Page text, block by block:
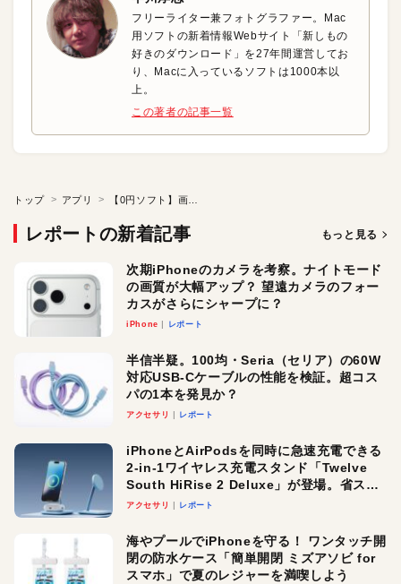
フリーライター兼フォトグラファー。Mac
用ソフトの新着情報Webサイト「新しもの
好きのダウンロード」を27年間運営してお
り、Macに入っているソフトは1000本以
上。
この著者の記事一覧
トップ アプリ 【0円ソフト】画面キャプチャに注釈を入れて素早く共有
レポートの新着記事 もっと見る
次期iPhoneのカメラを考察。ナイトモード
の画質が大幅アップ？ 望遠カメラのフォー
カスがさらにシャープに？
iPhone レポート
半信半疑。100均・Seria（セリア）の60W
対応USB-Cケーブルの性能を検証。超コス
パの1本を発見か？
アクセサリ レポート
iPhoneとAirPodsを同時に急速充電できる
2-in-1ワイヤレス充電スタンド「Twelve
South HiRise 2 Deluxe」が登場。省スペ
ースでおしゃれに充電したい人にオスス
アクセサリ レポート
海やプールでiPhoneを守る！ ワンタッチ開
閉の防水ケース「簡単開閉 ミズアソビ for
スマホ」で夏のレジャーを満喫しよう